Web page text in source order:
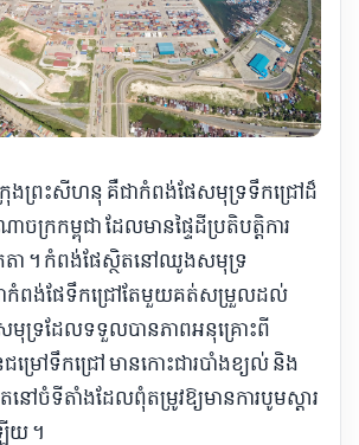
ងព្រះសីហនុ គឺជា​កំពង់ផែ​សមុទ្រ​ទឹក​ជ្រៅ​ដ៏​
ចក្រ​កម្ពុជា ដែល​មាន​ផ្ទៃដី​ប្រតិបត្តិ​ការ
។ កំពង់ផែ​ស្ថិតនៅ​ឈូង​សមុទ្រ​
កំពង់ផែ​ទឹក​ជ្រៅ​តែមួយគត់​សម្រួល​ដល់​
មុទ្រ​ដែល​ទទួលបាន​ភាពអនុគ្រោះ​ពី​
ជម្រៅ​ទឹក​ជ្រៅ មាន​កោះ​ជារ​បាំង​ខ្យល់ និង​
ចំ​ទីតាំង​ដែល​ពុំ​តម្រូវឱ្យ​មាន​ការ​បូម​ស្តារ​
ើយ ។​